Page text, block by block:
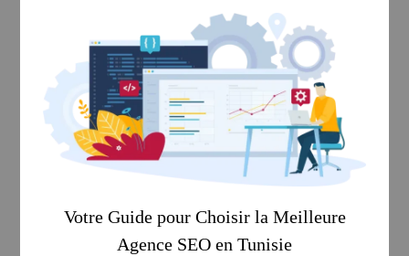
Votre Guide pour Choisir la Meilleure
Agence SEO en Tunisie